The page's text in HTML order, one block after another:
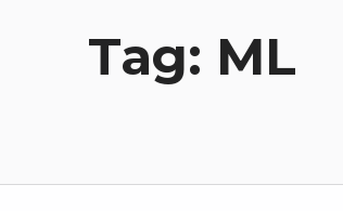
Tag: ML